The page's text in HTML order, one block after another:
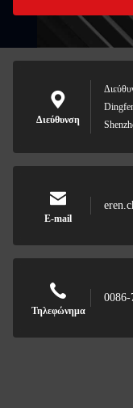
Διεύθυνση
E-mail
Τηλεφώνημα
0086-